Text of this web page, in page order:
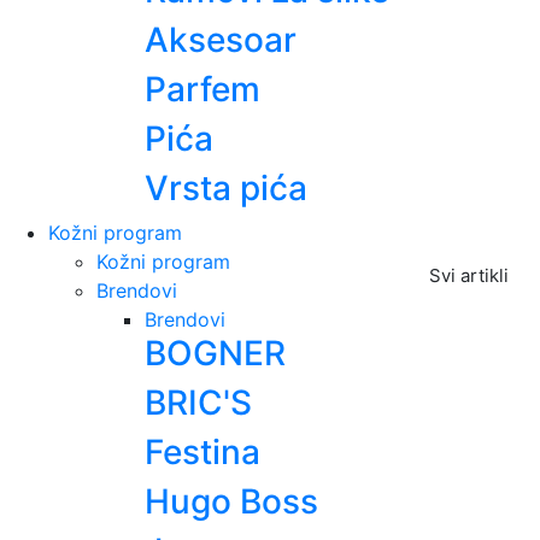
Aksesoar
Parfem
Pića
Vrsta pića
Kožni program
Svi artikli
Kožni program
Brendovi
Brendovi
BOGNER
BRIC'S
Festina
Hugo Boss